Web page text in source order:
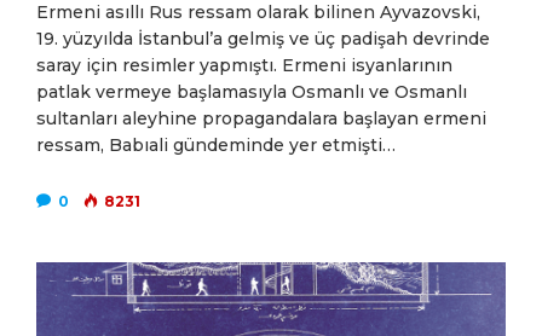
Ermeni asıllı Rus ressam olarak bilinen Ayvazovski,
19. yüzyılda İstanbul’a gelmiş ve üç padişah devrinde
saray için resimler yapmıştı. Ermeni isyanlarının
patlak vermeye başlamasıyla Osmanlı ve Osmanlı
sultanları aleyhine propagandalara başlayan ermeni
ressam, Babıali gündeminde yer etmişti…
0 8231